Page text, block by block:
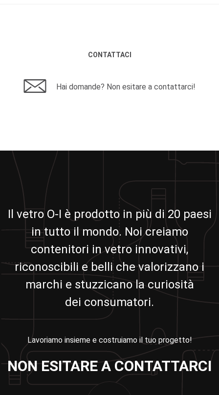
CONTATTACI
Hai domande? Non esitare a contattarci!
Il vetro O-I è prodotto in più di 20 paesi
in tutto il mondo. Noi creiamo
contenitori in vetro innovativi,
riconoscibili e belli che valorizzano i
marchi e stuzzicano la curiosità
dei consumatori.
Lavoriamo insieme e costruiamo il tuo progetto!
NON ESITARE A CONTATTARCI